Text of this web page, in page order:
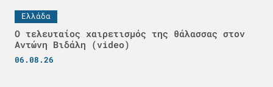
Ελλάδα
Ο τελευταίος χαιρετισμός της θάλασσας στον
Αντώνη Βιδάλη (video)
06.08.26